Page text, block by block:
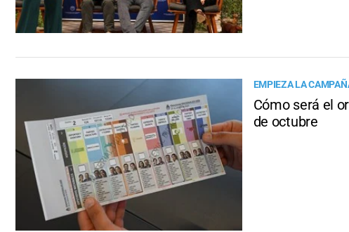
EMPIEZA LA
Cómo será el
de octubre